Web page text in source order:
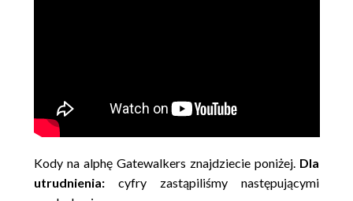
Kody na alphę Gatewalkers znajdziecie poniżej. Dla
utrudnienia:cyfry zastąpiliśmy następującymi